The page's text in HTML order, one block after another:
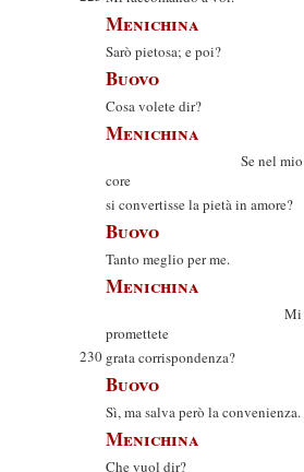
Menichina
Sarò pietosa; e poi?
Buovo
Cosa volete dir?
Menichina
Se nel mio
core
si convertisse la pietà in amore?
Buovo
Tanto meglio per me.
Menichina
Mi
promettete
230 grata corrispondenza?
Buovo
Sì, ma salva però la convenienza.
Menichina
Che vuol dir?